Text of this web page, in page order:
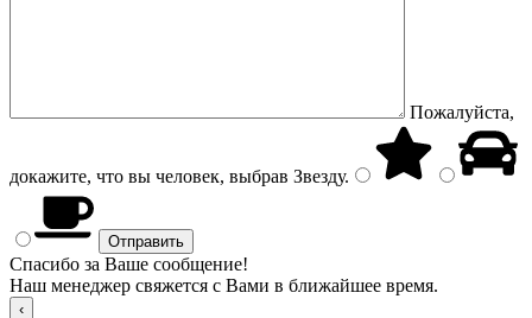
Пожалуйста,
докажите, что вы человек, выбрав Звезду.
Спасибо за Ваше сообщение!
Наш менеджер свяжется с Вами в ближайшее время.